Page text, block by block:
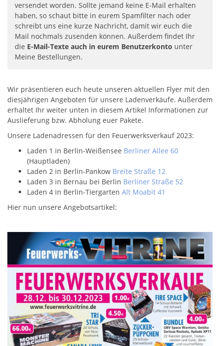
versendet worden. Sollte jemand keine E-Mail erhalten
haben, so schaut bitte in eurem Spamfilter nach oder
schreibt uns eine kurze Nachricht, damit wir euch die
Mail nochmals zusenden können. Außerdem findet Ihr
die E-Mail-Texte auch in eurem Benutzerkonto unter
Meine Bestellungen.
Wir präsentieren euch heute unseren aktuellen Flyer mit den
diesjährigen Angeboten für unsere Ladenverkäufe. Außerdem
erhaltet Ihr weiter unten in diesem Artikel Informationen zur
Auslieferung bzw. Abholung euer Pakete.
Unsere Ladenadressen für den Feuerwerksverkauf 2023:
Laden 1 in Berlin-Weißensee Berliner Allee 60
(Hauptladen)
Laden 2 in Berlin-Pankow Breite Straße 12
Laden 3 in Bernau bei Berlin Berliner Straße 52
Laden 4 in Berlin-Tiergarten Alt Moabit 41
Hier nun unsere Angebotsartikel: